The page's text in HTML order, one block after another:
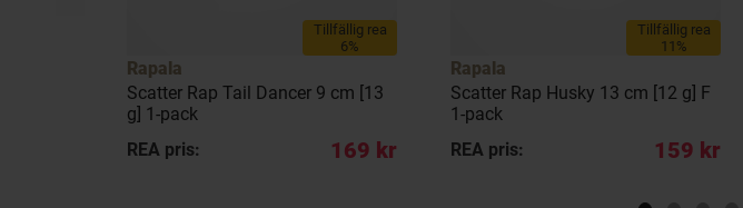
Tillfällig rea
6%
Rapala
Scatter Rap Tail Dancer 9 cm [13
g] 1-pack
REA pris:
169 kr
Tillfällig rea
11%
Rapala
Scatter Rap Husky 13 cm [12 g] F
1-pack
REA pris:
159 kr